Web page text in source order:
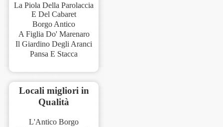
La Piola Della Parolaccia
E Del Cabaret
Borgo Antico
A Figlia Do' Marenaro
Il Giardino Degli Aranci
Pansa E Stacca
Locali migliori in
Qualità
L'Antico Borgo